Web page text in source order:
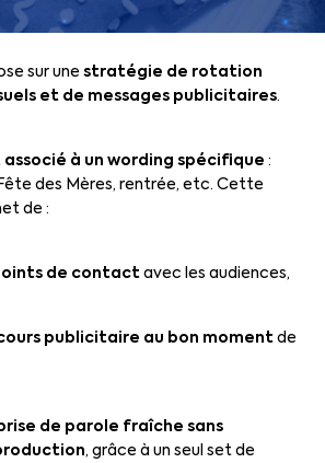
sur une stratégie de rotation
et de messages publicitaires.
associé à un wording spécifique :
des Mères, rentrée, etc. Cette
de :
de contact avec les audiences,
publicitaire au bon moment de
de parole fraîche sans
, grâce à un seul set de